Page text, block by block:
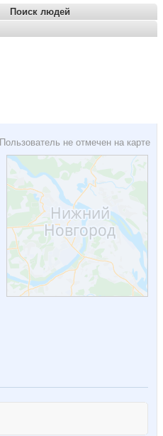
Поиск людей
Пользователь не отмечен на карте